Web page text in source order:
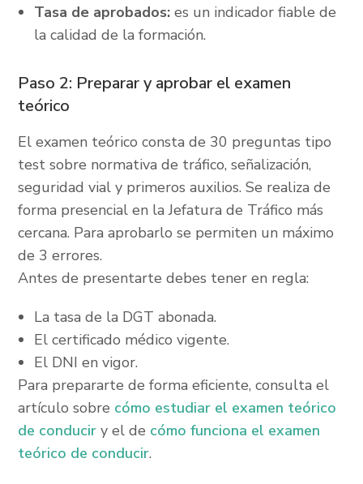
Tasa de aprobados: es un indicador fiable de
la calidad de la formación.
Paso 2: Preparar y aprobar el examen
teórico
El examen teórico consta de 30 preguntas tipo
test sobre normativa de tráfico, señalización,
seguridad vial y primeros auxilios. Se realiza de
forma presencial en la Jefatura de Tráfico más
cercana. Para aprobarlo se permiten un máximo
de 3 errores.
Antes de presentarte debes tener en regla:
La tasa de la DGT abonada.
El certificado médico vigente.
El DNI en vigor.
Para prepararte de forma eficiente, consulta el
artículo sobre cómo estudiar el examen teórico
de conducir y el de cómo funciona el examen
teórico de conducir.